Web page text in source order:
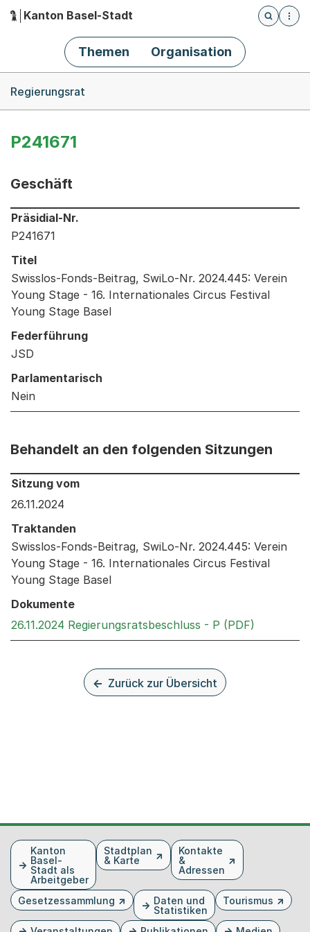
Hauptnavigation
Kanton Basel-Stadt
Öffnet
Themen Organisation
Regierungsrat
P241671
Geschäft
Informationen zum Ausgewählten Geschäft
Präsidial-Nr.
P241671
Titel
Swisslos-Fonds-Beitrag, SwiLo-Nr. 2024.445: Verein
Young Stage - 16. Internationales Circus Festival
Young Stage Basel
Federführung
JSD
Parlamentarisch
Nein
Behandelt an den folgenden Sitzungen
Behandelt an den folgenden Sitzungen: Informationen
Sitzung vom
26.11.2024
Traktanden
Swisslos-Fonds-Beitrag, SwiLo-Nr. 2024.445: Verein
Young Stage - 16. Internationales Circus Festival
Young Stage Basel
Dokumente
26.11.2024 Regierungsratsbeschluss - P (PDF)
Zurück zur Übersicht
FusszeileKanton
Basel-
Stadt als
Arbeitgeber
Stadtplan
& Karte
Kontakte
&
Adressen
Gesetzessammlung
Daten und
Statistiken
Tourismus